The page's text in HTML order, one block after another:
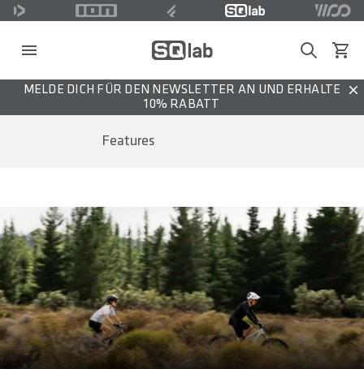
Search
MELDE DICH FÜR DEN NEWSLETTER AN UND ERHALTE
10% RABATT
Features